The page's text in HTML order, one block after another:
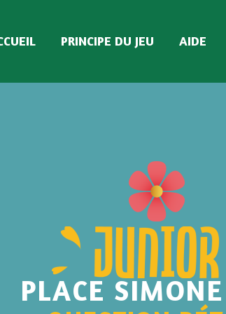
PRINCIPE DU JEU AIDE
PLACE